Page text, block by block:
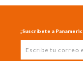
¡Suscríbete a